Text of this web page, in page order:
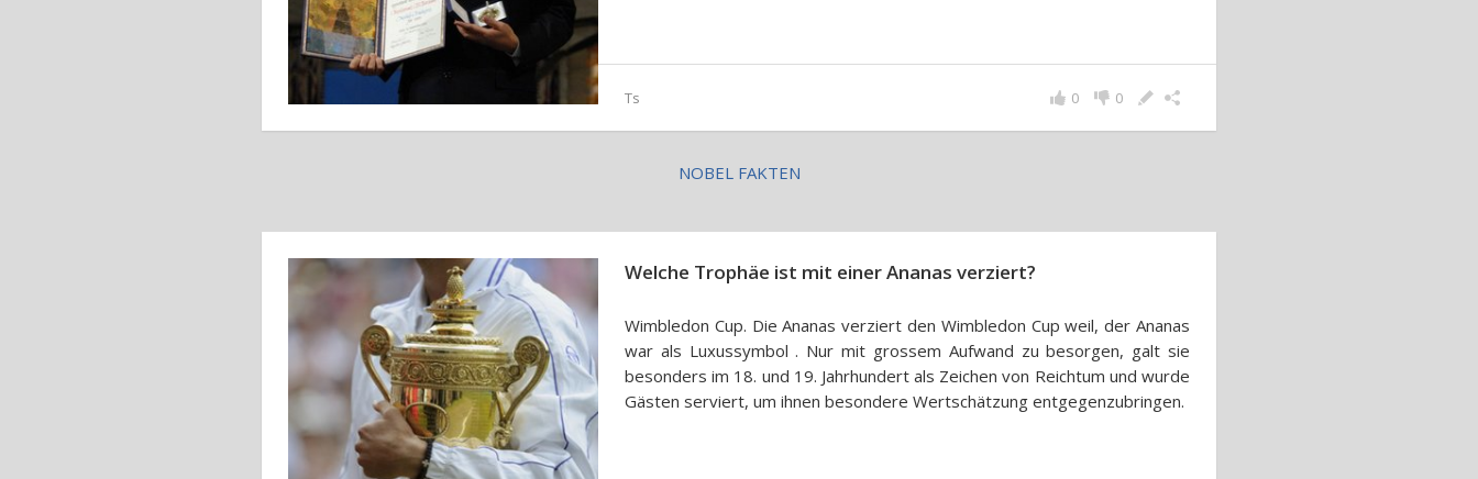
Ts 0
0
NOBEL FAKTEN
Welche Trophäe ist mit einer Ananas verziert?
Wimbledon Cup. Die Ananas verziert den Wimbledon Cup weil, der Ananas
war als Luxussymbol . Nur mit grossem Aufwand zu besorgen, galt sie
besonders im 18. und 19. Jahrhundert als Zeichen von Reichtum und wurde
Gästen serviert, um ihnen besondere Wertschätzung entgegenzubringen.